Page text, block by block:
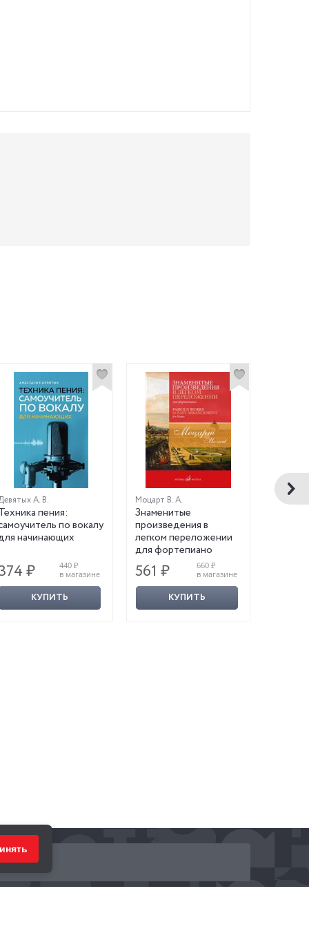
А. В.
пения:
по вокалу
начинающих
₽
440 ₽
в магазине
КУПИТЬ
Моцарт В. А.
Знаменитые
произведения в
легком переложении
для фортепиано
561 ₽
660 ₽
в магазине
КУПИТЬ
Черни К.